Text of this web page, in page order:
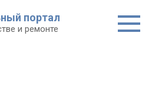
портал
и ремонте